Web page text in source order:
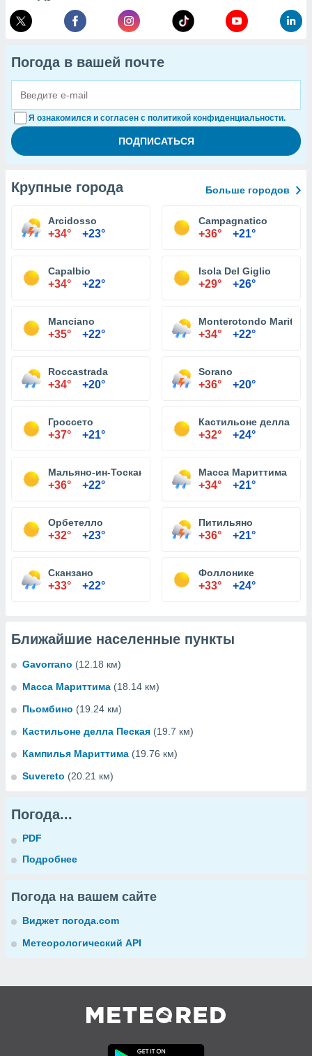
Погода в вашей почте
Я ознакомился и согласен с политикой конфиденциальности.
Крупные города Больше городов
Arcidosso
+34° +23°
Campagnatico
+36° +21°
Capalbio
+34° +22°
Isola Del Giglio
+29° +26°
Manciano
+35° +22°
Monterotondo
+34° +22°
Roccastrada
+34° +20°
Sorano
+36° +20°
Гроссето
+37° +21°
Кастильоне делла
+32° +24°
Мальяно-ин-Тоскана
+36° +22°
Масса Мариттима
+34° +21°
Орбетелло
+32° +23°
Питильяно
+36° +21°
Сканзано
+33° +22°
Фоллонике
+33° +24°
Ближайшие населенные пункты
Gavorrano (12.18 км)
Масса Мариттима (18.14 км)
Пьомбино (19.24 км)
Кастильоне делла Пеская (19.7 км)
Кампилья Мариттима (19.76 км)
Suvereto (20.21 км)
Погода...
PDF
Подробнее
Погода на вашем сайте
Виджет погода.com
Метеорологический API